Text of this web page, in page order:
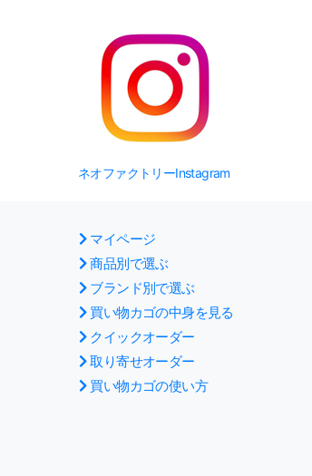
ネオファクトリーInstagram
マイページ
商品別で選ぶ
ブランド別で選ぶ
買い物カゴの中身を見る
クイックオーダー
取り寄せオーダー
買い物カゴの使い方